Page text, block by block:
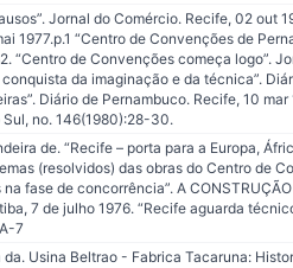
Jornal do Comércio. Recife, 02
1977.p.1 “Centro de Convenções de
“Centro de Convenções começa logo”.
da imaginação e da técnica”.
Diário de Pernambuco. Recife, 10
Sul, no. 146(1980):28-30.
de. “Recife – porta para a Europa,
(resolvidos) das obras do Centro de
fase de concorrência”. A
7 de julho 1976. “Recife aguarda
7
Usina Beltrao - Fabrica Tacaruna: